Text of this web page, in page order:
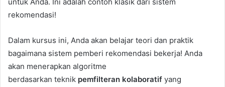
rekomendasi!
Dalam kursus ini, Anda akan belajar teori dan praktik
bagaimana sistem pemberi rekomendasi bekerja! Anda
akan menerapkan algoritme
berdasarkan teknik pemfilteran kolaboratif yang